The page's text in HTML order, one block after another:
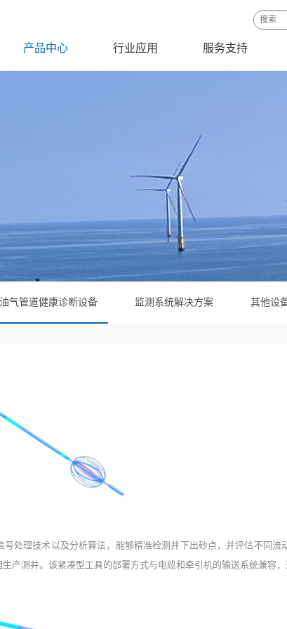
产品中心 行业应用 服务支持
油气管道健康诊断设备 监测系统解决方案 其他设
处理技术以及分析算法，能够精准检测井下出砂点，并评估不同流
测井。该紧凑型工具的部署方式与电缆和牵引机的输送系统兼容，